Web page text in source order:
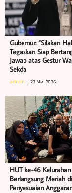
Gubernur: “Silakan
Tegaskan Siap
Jawab atas Gestur
Sekda
admin 23 Mei 2026
HUT ke-46 Kelurahan
Berlangsung Meriah
Penyesuaian